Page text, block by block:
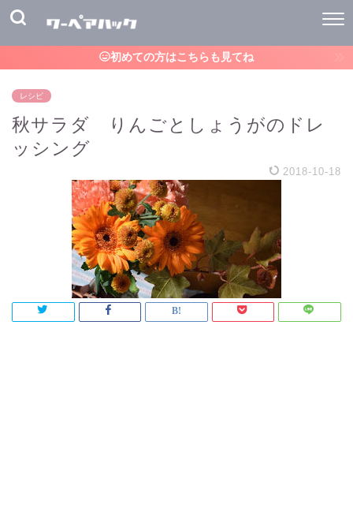
初めての方はこちらも見てね
レシピ
秋サラダ りんごとしょうがのドレ
ッシング
2018-10-18